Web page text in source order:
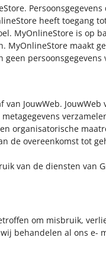
heeft toegang
MyOnlineStore is op
maakt
persoonsgegevens
JouwWeb.
organisatorische
de overeenkomst tot
van de diensten van
om misbruik,
behandelen al ons e-